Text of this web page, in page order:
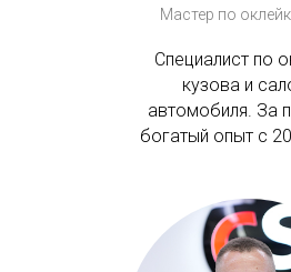
Мастер по
Специалист по
кузова и
автомобиля. За
богатый опыт с